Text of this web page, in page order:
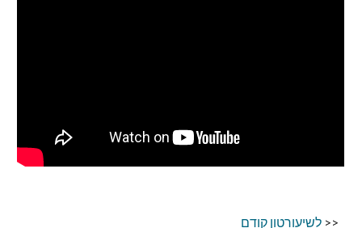
<< לשיעורטון קודם